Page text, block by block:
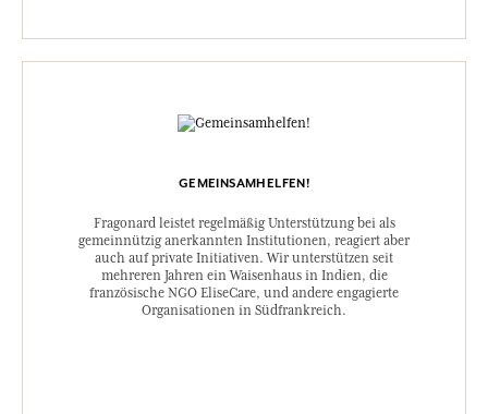
GEMEINSAMHELFEN!
Fragonard leistet regelmäßig Unterstützung bei als
gemeinnützig anerkannten Institutionen, reagiert aber
auch auf private Initiativen. Wir unterstützen seit
mehreren Jahren ein Waisenhaus in Indien, die
französische NGO EliseCare, und andere engagierte
Organisationen in Südfrankreich.